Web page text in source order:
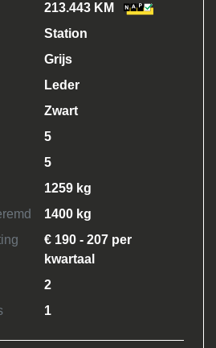
213.443 KM
Station
Grijs
Leder
Zwart
5
5
1259 kg
1400 kg
€ 190 - 207 per
kwartaal
2
1